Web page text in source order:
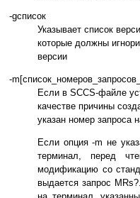
-gсписок
Указывает список
которые должны
версии
-
Если в SCCS-файле
качестве причины
указан номер запроса
Если опция -m не
терминал, перед
модификацию со
выдается запрос